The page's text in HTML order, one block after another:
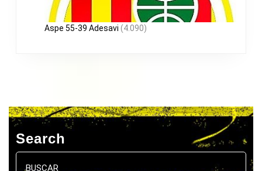
Aspe 55-39 Adesavi (4.090)
Search
Buscar: